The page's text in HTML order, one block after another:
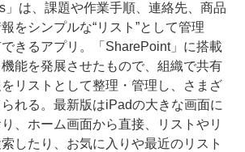
は、課題や作業手順、連絡先、商品
をシンプルな“リスト”として管理
きるアプリ。「SharePoint」に搭載
能を発展させたもので、組織で共有
リストとして整理・管理し、さまざ
れる。最新版はiPadの大きな画面に
、ホーム画面から直接、リストやリ
したり、お気に入りや最近のリスト